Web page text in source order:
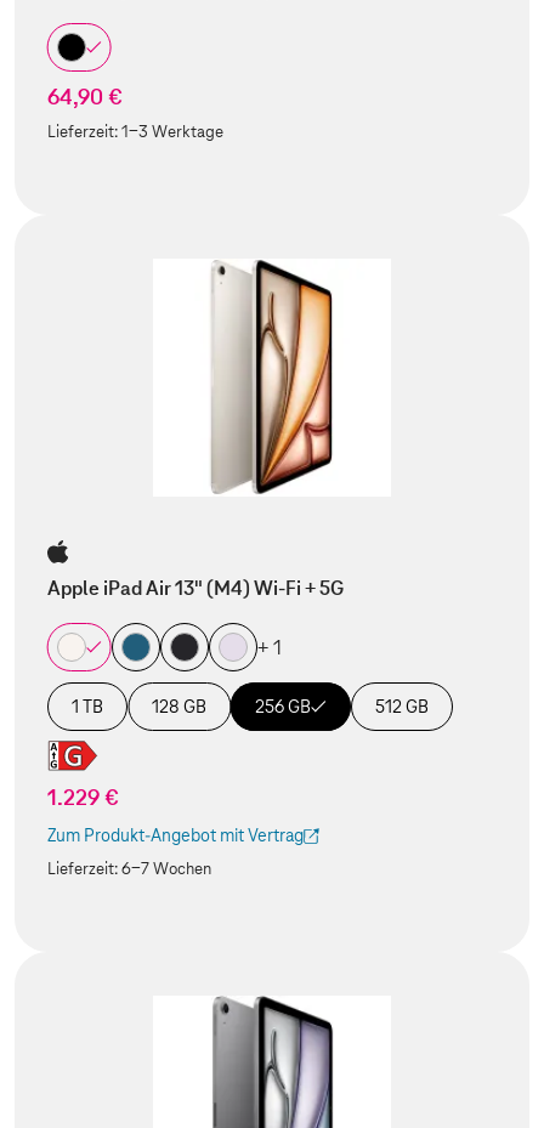
64,90 €
Lieferzeit:1-3 Werktage
Apple iPad Air 13" (M4) Wi-Fi + 5G
+ 1
1 TB 128 GB 256 GB 512 GB
1.229 €
Zum Produkt-Angebot mit Vertrag
(Der Link wird in einem neuen Tab geöffnet)
Lieferzeit:6-7 Wochen